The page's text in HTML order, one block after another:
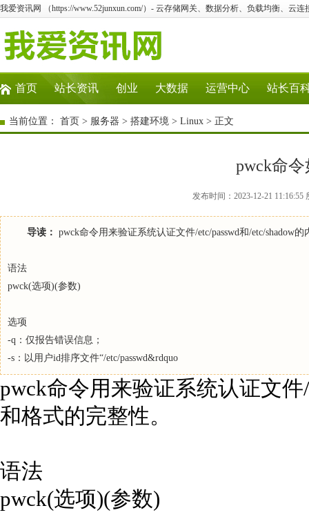
我爱资讯网 （https://www.52junxun.com/）- 云存储网关、数据分析、负载均衡、云连
首页 站长资讯 创业 大数据 运营中心 站长百
当前位置： 首页 > 服务器 > 搭建环境 > Linux > 正文
pwck命
发布时间：2023-12-21 11:16:55
导读： pwck命令用来验证系统认证文件/etc/passwd和/etc/shadow
语法
pwck(选项)(参数)
选项
-q：仅报告错误信息；
-s：以用户id排序文件“/etc/passwd&rdquo
pwck命令用来验证系统认证文件
和格式的完整性。
语法
pwck(选项)(参数)